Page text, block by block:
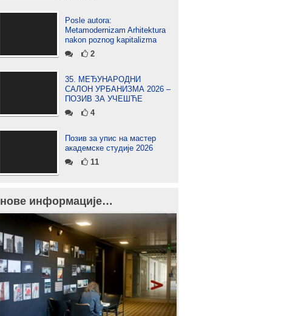
Posle autora:
Metamodernizam Arhitektura
nakon poznog kapitalizma
2
35. МЕЂУНАРОДНИ
САЛОН УРБАНИЗМА 2026 –
ПОЗИВ ЗА УЧЕШЋЕ
4
Позив за упис на мастер
академске студије 2026
11
нове информације…